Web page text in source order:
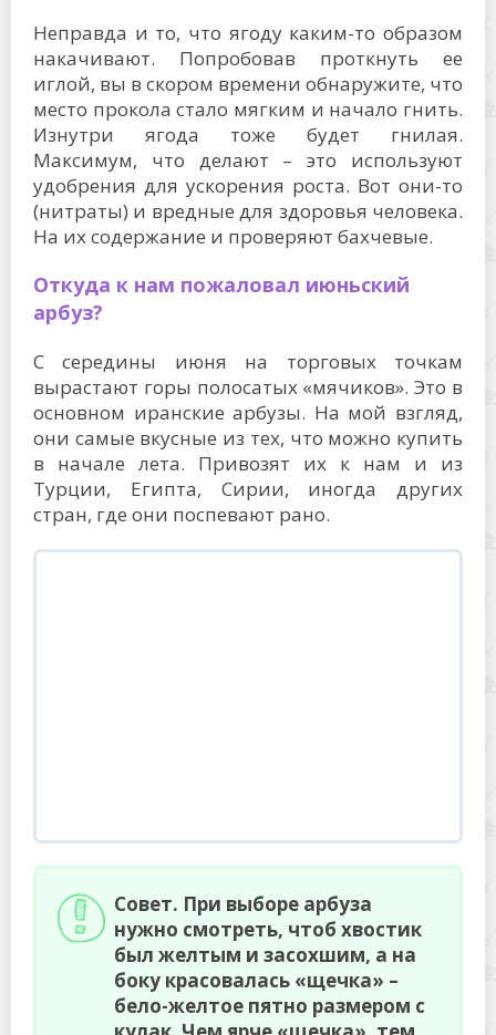
Неправда и то, что ягоду каким-то образом
накачивают. Попробовав проткнуть ее
иглой, вы в скором времени обнаружите, что
место прокола стало мягким и начало гнить.
Изнутри ягода тоже будет гнилая.
Максимум, что делают – это используют
удобрения для ускорения роста. Вот они-то
(нитраты) и вредные для здоровья человека.
На их содержание и проверяют бахчевые.
Откуда к нам пожаловал июньский
арбуз?
С середины июня на торговых точкам
вырастают горы полосатых «мячиков». Это в
основном иранские арбузы. На мой взгляд,
они самые вкусные из тех, что можно купить
в начале лета. Привозят их к нам и из
Турции, Египта, Сирии, иногда других
стран, где они поспевают рано.
Совет. При выборе арбуза
нужно смотреть, чтоб хвостик
был желтым и засохшим, а на
боку красовалась «щечка» –
бело-желтое пятно размером с